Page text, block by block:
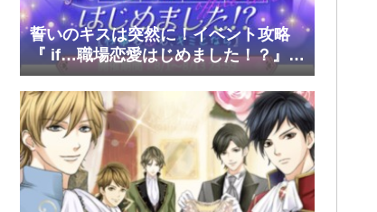
誓いのキスは突然に！イベント攻略
『 if…職場恋愛はじめました！？』前
半(大和・レン・環・蒼太)